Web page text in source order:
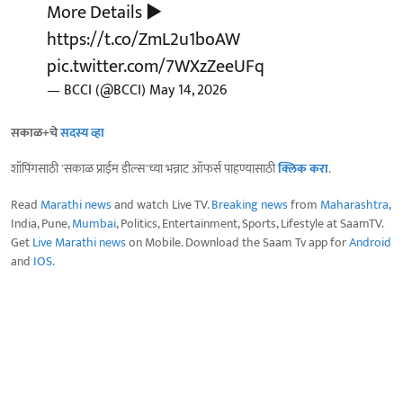
More Details ▶️
https://t.co/ZmL2u1boAW
pic.twitter.com/7WXzZeeUFq
— BCCI (@BCCI) May 14, 2026
सकाळ+चेसदस्य व्हा
शॉपिंगसाठी 'सकाळ प्राईम डील्स'च्या भन्नाट ऑफर्स पाहण्यासाठीक्लिक करा.
Read Marathi newsand watch Live TV.Breaking newsfrom Maharashtra,
India, Pune,Mumbai, Politics, Entertainment, Sports, Lifestyle at SaamTV.
GetLive Marathi newson Mobile. Download the Saam Tv app forAndroid
and IOS.